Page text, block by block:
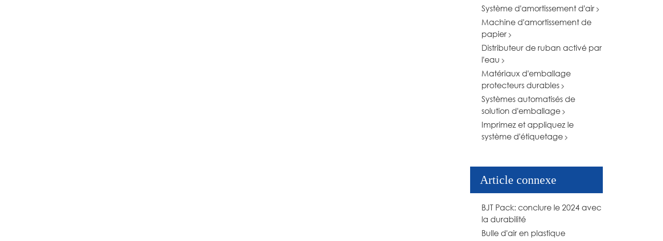
Système d'amortissement d'air
Machine d'amortissement de
papier
Distributeur de ruban activé par
l'eau
Matériaux d'emballage
protecteurs durables
Systèmes automatisés de
solution d'emballage
Imprimez et appliquez le
système d'étiquetage
Article connexe
BJT Pack: conclure le 2024 avec
la durabilité
Bulle d'air en plastique